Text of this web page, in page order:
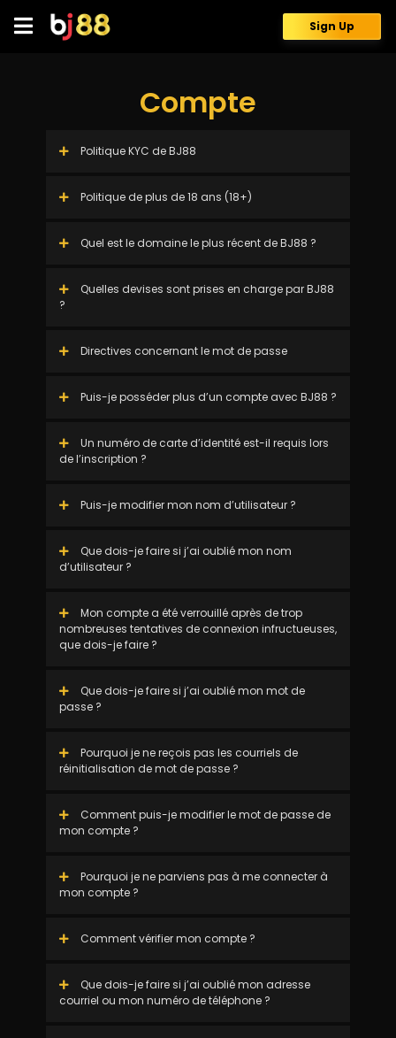
content
Sign Up
Compte
Politique KYC de BJ88
Politique de plus de 18 ans (18+)
Quel est le domaine le plus récent de BJ88 ?
Quelles devises sont prises en charge par BJ88
?
Directives concernant le mot de passe
Puis-je posséder plus d’un compte avec BJ88 ?
Un numéro de carte d’identité est-il requis lors
de l’inscription ?
Puis-je modifier mon nom d’utilisateur ?
Que dois-je faire si j’ai oublié mon nom
d’utilisateur ?
Mon compte a été verrouillé après de trop
nombreuses tentatives de connexion infructueuses,
que dois-je faire ?
Que dois-je faire si j’ai oublié mon mot de
passe ?
Pourquoi je ne reçois pas les courriels de
réinitialisation de mot de passe ?
Comment puis-je modifier le mot de passe de
mon compte ?
Pourquoi je ne parviens pas à me connecter à
mon compte ?
Comment vérifier mon compte ?
Que dois-je faire si j’ai oublié mon adresse
courriel ou mon numéro de téléphone ?